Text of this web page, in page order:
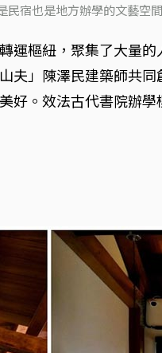
民宿也是地方辦學的文藝空間
樞紐，聚集了大量
夫」陳澤民建築師共
。效法古代書院辦